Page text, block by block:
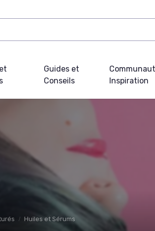
Guides et
Conseils
Inspiration
Huiles et Sérums